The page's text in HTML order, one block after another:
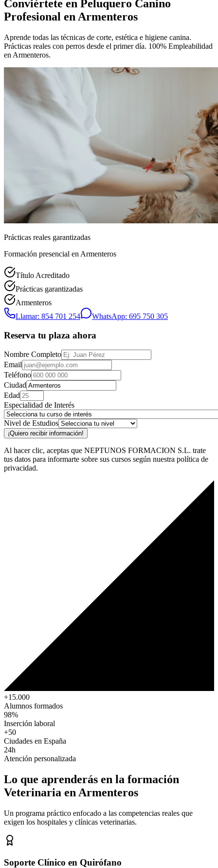
Conviértete en Peluquero Canino
Profesional en Armenteros
Aprende todas las técnicas de corte, estética e higiene canina.
Prácticas reales con perros desde el primer día. 100% Empleabilidad
en Armenteros.
Prácticas reales garantizadas
Formación presencial en Armenteros
Título Acreditado
Prácticas garantizadas
Armenteros
Llamar: 854 701 254
WhatsApp: 695 750 305
Reserva tu plaza ahora
Nombre Completo
Email
Teléfono
Ciudad
Edad
Especialidad de Interés
Nivel de Estudios
¡Quiero recibir información!
Al hacer clic, aceptas que NEPTUNOS FORMACION S.L. trate
tus datos para informarte sobre sus cursos según nuestra política de
privacidad.
+15.000
Alumnos formados
98%
Inserción laboral
+50
Ciudades en España
24h
Atención personalizada
Lo que aprenderás en la formación
Veterinaria en Armenteros
Un programa práctico enfocado a las competencias reales que
exigen los hospitales y clínicas veterinarias.
Soporte Clínico en Quirófano